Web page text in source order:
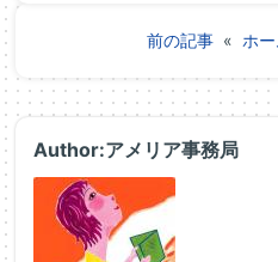
前の記事 « ホ
Author:アメリア事務局